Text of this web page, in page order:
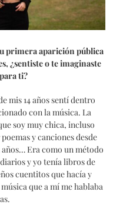
primera aparición pública
¿sentiste o te imaginaste
ti?
mis 14 años sentí dentro
con la música. La
soy muy chica, incluso
y canciones desde
Era como un método
y yo tenía libros de
cuentitos que hacía y
que a mí me hablaba